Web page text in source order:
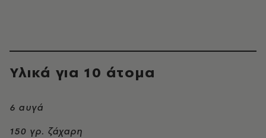
Υλικά για 10 άτομα
6 αυγά
150 γρ. ζάχαρη